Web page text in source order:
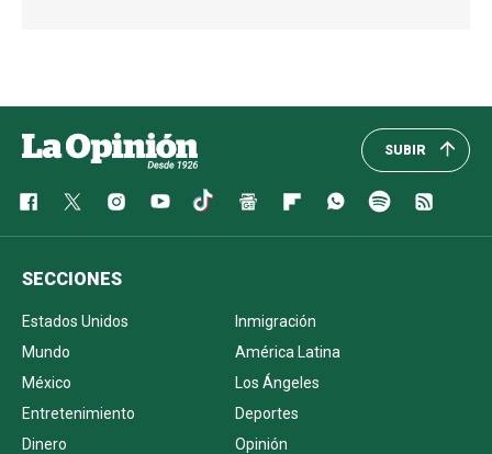
SUBIR
SECCIONES
Estados Unidos
Inmigración
Mundo
América Latina
México
Los Ángeles
Entretenimiento
Deportes
Dinero
Opinión